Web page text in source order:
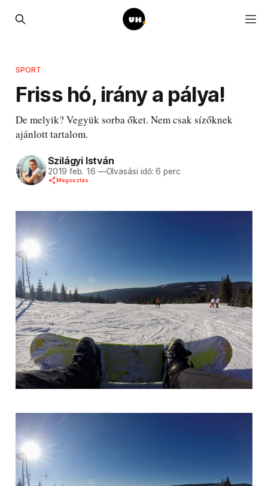
SPORT
Friss hó, irány a pálya!
De melyik? Vegyük sorba őket. Nem csak sízőknek
ajánlott tartalom.
Szilágyi István
2019 feb. 16 —Olvasási idő: 6 perc
Megosztás